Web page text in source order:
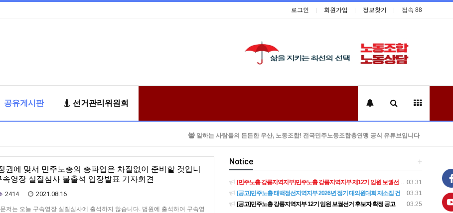
로그인 회원가입 정보찾기 접속 88
공유게시판 선거관리위원회
일하는 사람들의 든든한 우산, 노동조합! 전국민주노동조합총연맹 공식 유튜브입니다
권에 맞서 민주노총의 총파업은 차질없이 준비할 것입니
영장 실질심사 불출석 입장발표 기자회견
2414 2021.08.16
저는 오늘 구속영장 실질심사에 출석하지 않습니다. 법원에 출석하여 구속영
+
Notice
03.31
[민주노총 강릉지역지부]민주노총 강릉지역지부 제12기 임원 보궐선거결과 공고
03.31
[공고]민주노총 태백정선지역지부 2026년 정기 대의원대회 재소집 건
03.25
[공고]민주노총 강릉지역지부 12기 임원 보궐선거 후보자 확정 공고